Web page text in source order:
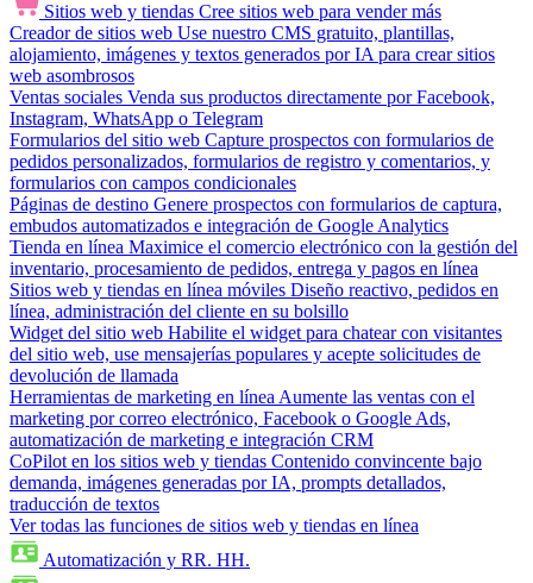
Sitios web y tiendas Cree sitios web para vender más
Creador de sitios web Use nuestro CMS gratuito, plantillas,
alojamiento, imágenes y textos generados por IA para crear sitios
web asombrosos
Ventas sociales Venda sus productos directamente por Facebook,
Instagram, WhatsApp o Telegram
Formularios del sitio web Capture prospectos con formularios de
pedidos personalizados, formularios de registro y comentarios, y
formularios con campos condicionales
Páginas de destino Genere prospectos con formularios de captura,
embudos automatizados e integración de Google Analytics
Tienda en línea Maximice el comercio electrónico con la gestión del
inventario, procesamiento de pedidos, entrega y pagos en línea
Sitios web y tiendas en línea móviles Diseño reactivo, pedidos en
línea, administración del cliente en su bolsillo
Widget del sitio web Habilite el widget para chatear con visitantes
del sitio web, use mensajerías populares y acepte solicitudes de
devolución de llamada
Herramientas de marketing en línea Aumente las ventas con el
marketing por correo electrónico, Facebook o Google Ads,
automatización de marketing e integración CRM
CoPilot en los sitios web y tiendas Contenido convincente bajo
demanda, imágenes generadas por IA, prompts detallados,
traducción de textos
Ver todas las funciones de sitios web y tiendas en línea
Automatización y RR. HH.